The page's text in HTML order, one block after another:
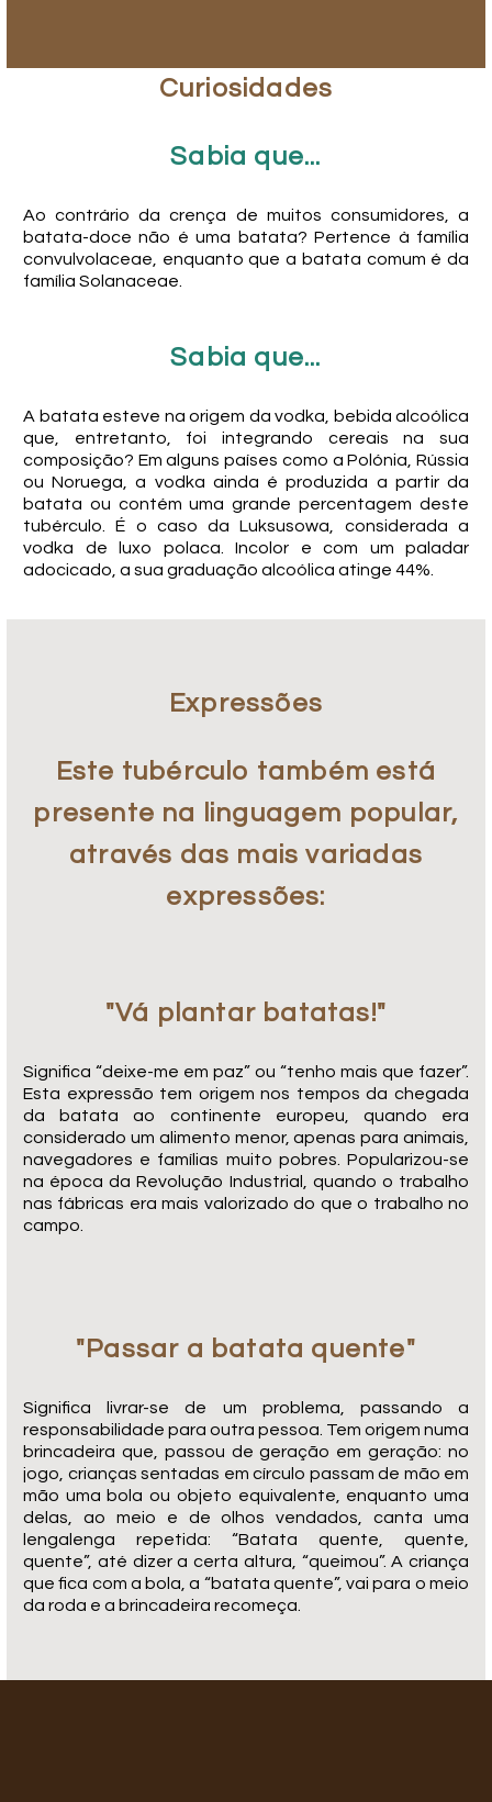
Curiosidades
Sabia que...
Ao contrário da crença de muitos consumidores, a
batata-doce não é uma batata? Pertence à família
convulvolaceae, enquanto que a batata comum é da
família Solanaceae.
Sabia que...
A batata esteve na origem da vodka, bebida alcoólica
que, entretanto, foi integrando cereais na sua
composição? Em alguns países como a Polónia, Rússia
ou Noruega, a vodka ainda é produzida a partir da
batata ou contém uma grande percentagem deste
tubérculo. É o caso da Luksusowa, considerada a
vodka de luxo polaca. Incolor e com um paladar
adocicado, a sua graduação alcoólica atinge 44%.
Expressões
Este tubérculo também está
presente na linguagem popular,
através das mais variadas
expressões:
"Vá plantar batatas!"
Significa “deixe-me em paz” ou “tenho mais que fazer”.
Esta expressão tem origem nos tempos da chegada
da batata ao continente europeu, quando era
considerado um alimento menor, apenas para animais,
navegadores e famílias muito pobres. Popularizou-se
na época da Revolução Industrial, quando o trabalho
nas fábricas era mais valorizado do que o trabalho no
campo.
"Passar a batata quente"
Significa livrar-se de um problema, passando a
responsabilidade para outra pessoa. Tem origem numa
brincadeira que, passou de geração em geração: no
jogo, crianças sentadas em círculo passam de mão em
mão uma bola ou objeto equivalente, enquanto uma
delas, ao meio e de olhos vendados, canta uma
lengalenga repetida: “Batata quente, quente,
quente”, até dizer a certa altura, “queimou”. A criança
que fica com a bola, a “batata quente”, vai para o meio
da roda e a brincadeira recomeça.